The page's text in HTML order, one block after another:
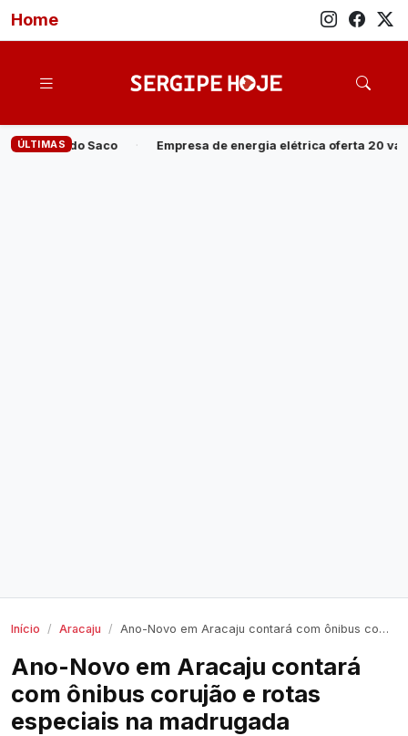
Home
ÚLTIMAS
de energia elétrica oferta 20 vagas para Programa Jovem
Início Aracaju Ano-Novo em Aracaju contará com ônibus corujão e rotas especiais na madrugada
Ano-Novo em Aracaju contará
com ônibus corujão e rotas
especiais na madrugada